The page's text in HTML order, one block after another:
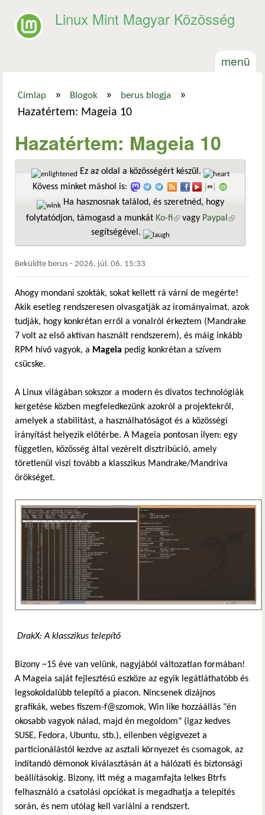
Linux Mint Magyar Közösség
menü
Jelenlegi hely
Címlap » Blogok » berus blogja
»
Hazatértem: Mageia 10
Hazatértem: Mageia 10
Ez az oldal a közösségért készül.
Kövess minket máshol is:
Ha hasznosnak találod, és szeretnéd, hogy
folytatódjon, támogasd a munkát Ko-fi(külső hivatkozás)
vagy Paypal
segítségével.
Beküldte berus - 2026. júl. 06. 15:33
Ahogy mondani szokták, sokat kellett rá várni de megérte!
Akik esetleg rendszeresen olvasgatják az irományaimat, azok
tudják, hogy konkrétan erről a vonalról érkeztem (Mandrake
7 volt az első aktívan használt rendszerem), és máig inkább
RPM hívő vagyok, a Mageia pedig konkrétan a szívem
csücske.
A Linux világában sokszor a modern és divatos technológiák
kergetése közben megfeledkezünk azokról a projektekről,
amelyek a stabilitást, a használhatóságot és a közösségi
irányítást helyezik előtérbe. A Mageia pontosan ilyen: egy
független, közösség által vezérelt disztribúció, amely
töretlenül viszi tovább a klasszikus Mandrake/Mandriva
örökséget.
DrakX: A klasszikus telepítő
Bizony ~15 éve van velünk, nagyjából változatlan formában!
A Mageia saját fejlesztésű eszköze az egyik legátláthatóbb és
legsokoldalúbb telepítő a piacon. Nincsenek dizájnos
grafikák, webes fiszem-f@szomok, Win like hozzáállás "én
okosabb vagyok nálad, majd én megoldom" (igaz kedves
SUSE, Fedora, Ubuntu, stb.), ellenben végigvezet a
particionálástól kezdve az asztali környezet és csomagok, az
indítandó démonok kiválasztásán át a hálózati és biztonsági
beállításokig. Bizony, itt még a magamfajta lelkes Btrfs
felhasználó a csatolási opciókat is megadhatja a telepítés
során, és nem utólag kell variálni a rendszert.